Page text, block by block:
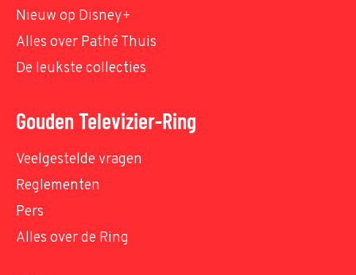
Nieuw op Disney+
Alles over Pathé Thuis
De leukste collecties
Gouden Televizier-Ring
Veelgestelde vragen
Reglementen
Pers
Alles over de Ring